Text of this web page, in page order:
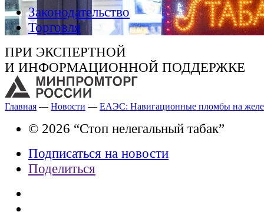
Законодательство
Торговля
ПРИ ЭКСПЕРТНОЙ
И ИНФОРМАЦИОННОЙ ПОДДЕРЖКЕ
Главная — Новости — ЕАЭС: Навигационные пломбы на
© 2026 “Стоп нелегальный табак”
Подписаться на новости
Поделиться